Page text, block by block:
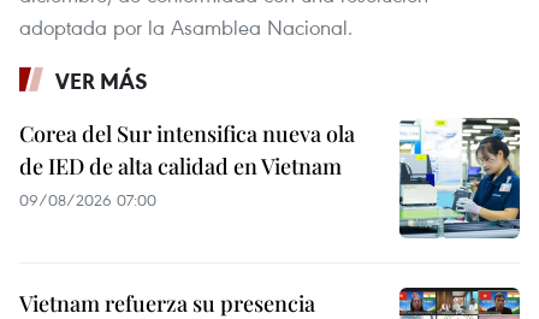
adoptada por la Asamblea Nacional.
VER MÁS
Corea del Sur intensifica nueva ola
de IED de alta calidad en Vietnam
09/08/2026 07:00
Vietnam refuerza su presencia